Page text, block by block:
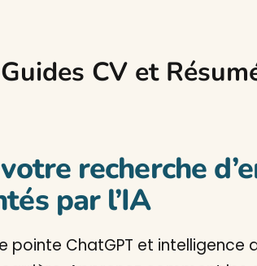
CV et
recherche
par l’IA
pointe ChatGPT et